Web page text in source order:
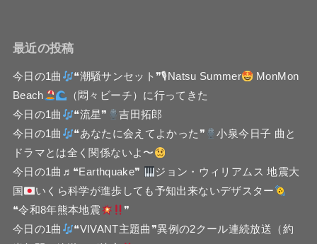
最近の投稿
今日の1曲 ❝潮騒サンセット❞🎙Natsu Summer
MonMon
Beach
（悶々ビーチ）に行ってきた
今日の1曲
❝流星❞
吉田拓郎
今日の1曲
❝あなたに会えてよかった❞
小泉今日子 曲と
ドラマとは全く関係ないよ〜
今日の1曲♬❝Earthquake❞
ジョン・ウィリアムス 地震大
国
いくら科学が進歩しても予知出来ないデザスター
❝令和8年熊本地震
❞
今日の1曲
❝VIVANT主題曲❞異例の2クール連続放送（約